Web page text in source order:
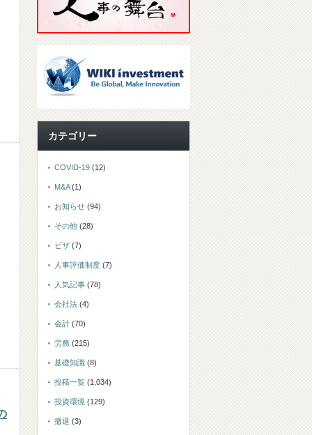
カテゴリー
COVID-19 (12)
M&A(1)
お知らせ (94)
その他 (28)
ビザ (7)
人事評価制度 (7)
人気記事 (78)
会社法 (4)
会計 (70)
労務 (215)
基礎知識 (8)
投稿一覧 (1,034)
投資環境 (129)
撤退 (3)